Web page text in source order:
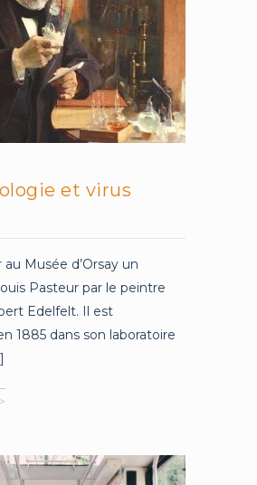
et virus
Musée d’Orsay un
Pasteur par le peintre
Edelfelt. Il est
1885 dans son laboratoire